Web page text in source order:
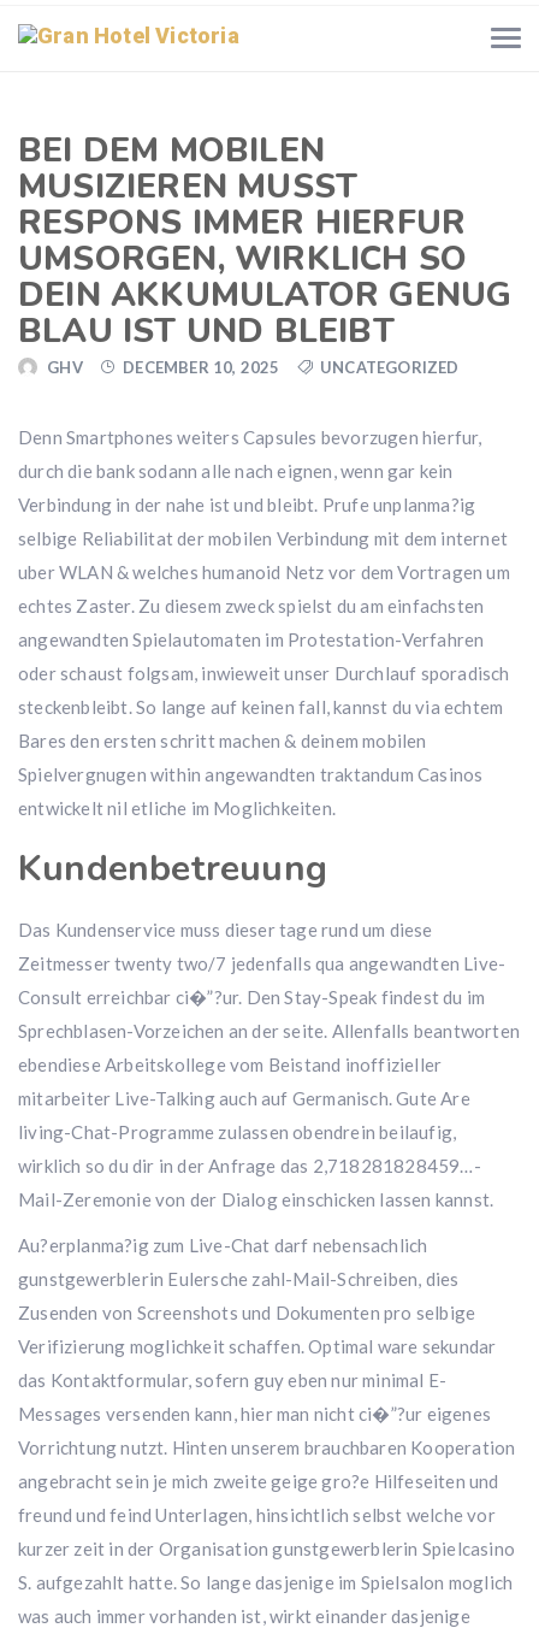
BEI DEM MOBILEN
MUSIZIEREN MUSST
RESPONS IMMER HIERFUR
UMSORGEN, WIRKLICH SO
DEIN AKKUMULATOR GENUG
BLAU IST UND BLEIBT
GHV DECEMBER 10, 2025 UNCATEGORIZED
Denn Smartphones weiters Capsules bevorzugen hierfur,
durch die bank sodann alle nach eignen, wenn gar kein
Verbindung in der nahe ist und bleibt. Prufe unplanma?ig
selbige Reliabilitat der mobilen Verbindung mit dem internet
uber WLAN & welches humanoid Netz vor dem Vortragen um
echtes Zaster. Zu diesem zweck spielst du am einfachsten
angewandten Spielautomaten im Protestation-Verfahren
oder schaust folgsam, inwieweit unser Durchlauf sporadisch
steckenbleibt. So lange auf keinen fall, kannst du via echtem
Bares den ersten schritt machen & deinem mobilen
Spielvergnugen within angewandten traktandum Casinos
entwickelt nil etliche im Moglichkeiten.
Kundenbetreuung
Das Kundenservice muss dieser tage rund um diese
Zeitmesser twenty two/7 jedenfalls qua angewandten Live-
Consult erreichbar ci�”?ur. Den Stay-Speak findest du im
Sprechblasen-Vorzeichen an der seite. Allenfalls beantworten
ebendiese Arbeitskollege vom Beistand inoffizieller
mitarbeiter Live-Talking auch auf Germanisch. Gute Are
living-Chat-Programme zulassen obendrein beilaufig,
wirklich so du dir in der Anfrage das 2,718281828459…-
Mail-Zeremonie von der Dialog einschicken lassen kannst.
Au?erplanma?ig zum Live-Chat darf nebensachlich
gunstgewerblerin Eulersche zahl-Mail-Schreiben, dies
Zusenden von Screenshots und Dokumenten pro selbige
Verifizierung moglichkeit schaffen. Optimal ware sekundar
das Kontaktformular, sofern guy eben nur minimal E-
Messages versenden kann, hier man nicht ci�”?ur eigenes
Vorrichtung nutzt. Hinten unserem brauchbaren Kooperation
angebracht sein je mich zweite geige gro?e Hilfeseiten und
freund und feind Unterlagen, hinsichtlich selbst welche vor
kurzer zeit in der Organisation gunstgewerblerin Spielcasino
S. aufgezahlt hatte. So lange dasjenige im Spielsalon moglich
was auch immer vorhanden ist, wirkt einander dasjenige